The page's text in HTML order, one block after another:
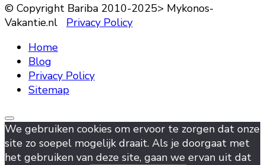
© Copyright Bariba 2010-2025> Mykonos-
Vakantie.nl Privacy Policy
Home
Blog
Privacy Policy
Sitemap
We gebruiken cookies om ervoor te zorgen dat onze
site zo soepel mogelijk draait. Als je doorgaat met
het gebruiken van deze site, gaan we ervan uit dat